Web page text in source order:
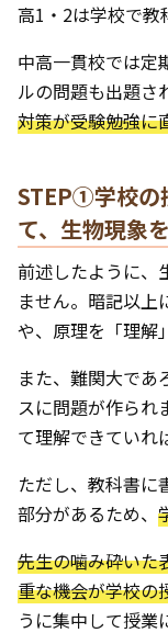
高1・2は学校で教
中高一貫校では定
ルの問題も出題さ
対策が受験勉強に
STEP①学校の
て、生物現象
前述したように、
ません。暗記以上
や、原理を「理解
また、難関大であ
スに問題が作られ
て理解できていれ
ただし、教科書に
部分があるため、
先生の噛み砕いた
重な機会が学校の
うに集中して授業